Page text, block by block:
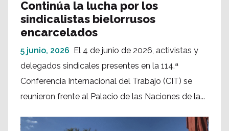
Continúa la lucha por los
sindicalistas bielorrusos
encarcelados
5 junio, 2026 El 4 de junio de 2026, activistas y
delegados sindicales presentes en la 114.ª
Conferencia Internacional del Trabajo (CIT) se
reunieron frente al Palacio de las Naciones de la...